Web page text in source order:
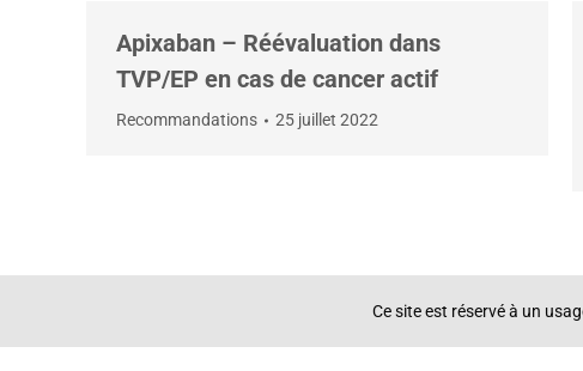
Apixaban – Réévaluation dans
TVP/EP en cas de cancer actif
Recommandations 25 juillet 2022
Ce site est réservé à un